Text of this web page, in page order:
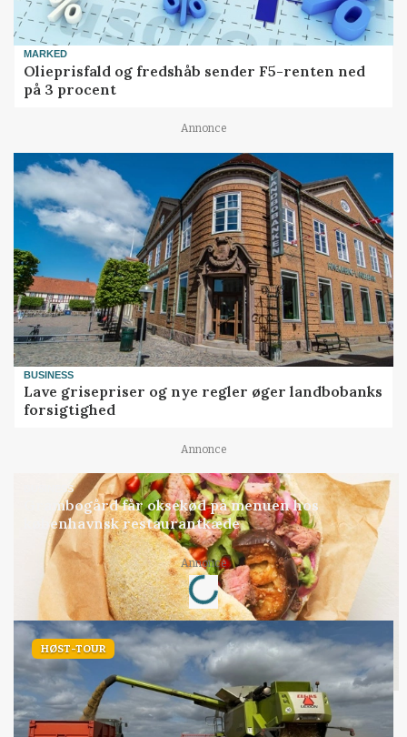
MARKED
Olieprisfald og fredshåb sender F5-renten ned
på 3 procent
Annonce
BUSINESS
Lave grisepriser og nye regler øger landbobanks
forsigtighed
Annonce
BUSINESS
Grambogård får oksekød på menuen hos
københavnsk restaurantkæde
Annonce
Loading...
HØST-TOUR